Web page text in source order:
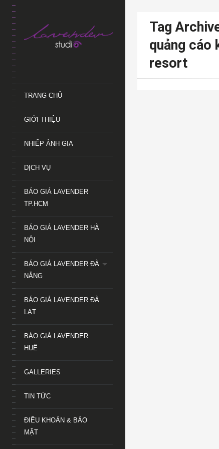
TRANG CHỦ
GIỚI THIỆU
NHIẾP ẢNH GIA
DỊCH VỤ
BÁO GIÁ LAVENDER
TP.HCM
BÁO GIÁ LAVENDER HÀ
NỘI
BÁO GIÁ LAVENDER ĐÀ
NẴNG
BÁO GIÁ LAVENDER ĐÀ
LẠT
BÁO GIÁ LAVENDER
HUẾ
GALLERIES
TIN TỨC
ĐIỀU KHOẢN & BẢO
MẬT
Tag
quảng cáo
resort